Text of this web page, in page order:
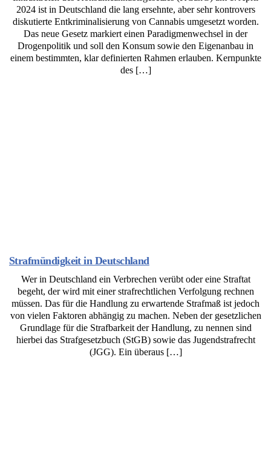
2024 ist in Deutschland die lang ersehnte, aber sehr kontrovers
diskutierte Entkriminalisierung von Cannabis umgesetzt worden.
Das neue Gesetz markiert einen Paradigmenwechsel in der
Drogenpolitik und soll den Konsum sowie den Eigenanbau in
einem bestimmten, klar definierten Rahmen erlauben. Kernpunkte
des […]
Strafmündigkeit in Deutschland
Wer in Deutschland ein Verbrechen verübt oder eine Straftat
begeht, der wird mit einer strafrechtlichen Verfolgung rechnen
müssen. Das für die Handlung zu erwartende Strafmaß ist jedoch
von vielen Faktoren abhängig zu machen. Neben der gesetzlichen
Grundlage für die Strafbarkeit der Handlung, zu nennen sind
hierbei das Strafgesetzbuch (StGB) sowie das Jugendstrafrecht
(JGG). Ein überaus […]